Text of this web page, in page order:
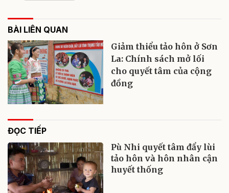
BÀI LIÊN QUAN
Giảm thiểu tảo hôn ở Sơn
La: Chính sách mở lối
cho quyết tâm của cộng
đồng
ĐỌC TIẾP
Pù Nhi quyết tâm đẩy lùi
tảo hôn và hôn nhân cận
huyết thống